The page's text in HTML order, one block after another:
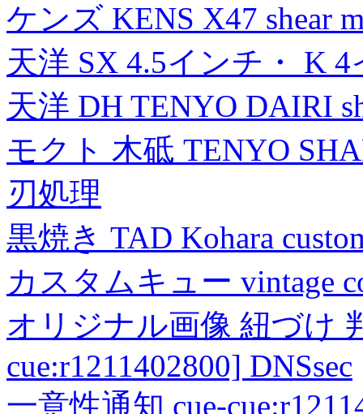
ケンズ KENS X47 shear
天洋 SX 4.5インチ・ K
天洋 DH TENYO DAIRI
モクト 木砥 TENYO
刃処理
黒焼き TAD Kohara
カスタムキュー vintage
オリジナル画像 紐づけ
cue:r1211402800] DNSsec
一意性通知 cue-